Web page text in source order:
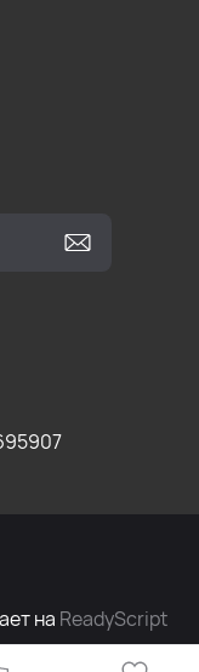
на ReadyScript